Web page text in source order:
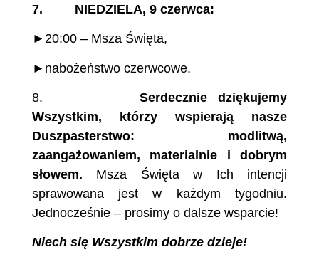
7. NIEDZIELA, 9 czerwca:
►20:00 – Msza Święta,
►nabożeństwo czerwcowe.
8.Serdecznie dziękujemy
Wszystkim, którzy wspierają nasze
Duszpasterstwo: modlitwą,
zaangażowaniem, materialnie i dobrym
słowem. Msza Święta w Ich intencji
sprawowana jest w każdym tygodniu.
Jednocześnie – prosimy o dalsze wsparcie!
Niech się Wszystkim dobrze dzieje!